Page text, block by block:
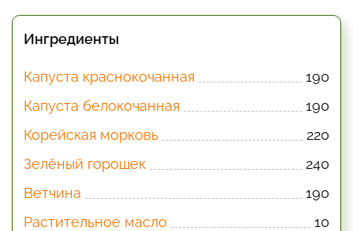
Ингредиенты
Капуста краснокочанная
190
Капуста белокочанная
190
Корейская морковь
220
Зелёный горошек
240
Ветчина
190
Растительное масло
10